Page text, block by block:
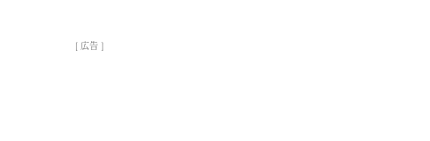
[ 広告 ]